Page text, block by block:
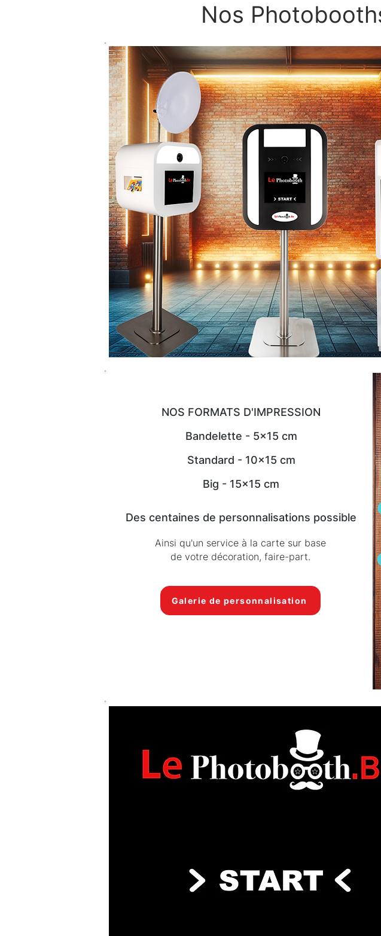
Nos
NOS FORMATS D'IMPRESSION
Bandelette - 5x15 cm
Standard - 10x15 cm
Big - 15x15 cm
Des centaines de personnalisations possible
Ainsi qu'un service à la carte sur base
de votre décoration, faire-part.
Galerie de personnalisation